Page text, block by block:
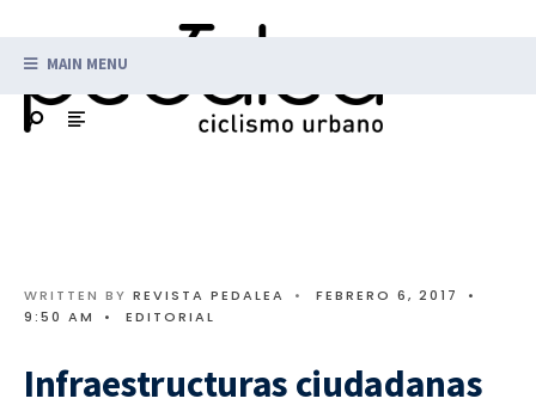
MAIN MENU
WRITTEN BY REVISTA PEDALEA • FEBRERO 6, 2017
•
9:50 AM
• EDITORIAL
Infraestructuras ciudadanas